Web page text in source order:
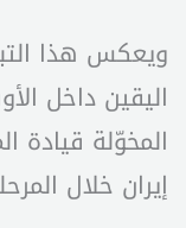
ويعكس هذا
اليقين داخل
المخوّلة قيادة
إيران خلال